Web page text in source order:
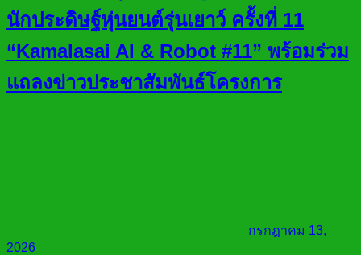
นักประดิษฐ์หุ่นยนต์รุ่นเยาว์ ครั้งที่ 11
“Kamalasai AI & Robot #11” พร้อมร่วม
แถลงข่าวประชาสัมพันธ์โครงการ
กรกฎาคม 13,
2026